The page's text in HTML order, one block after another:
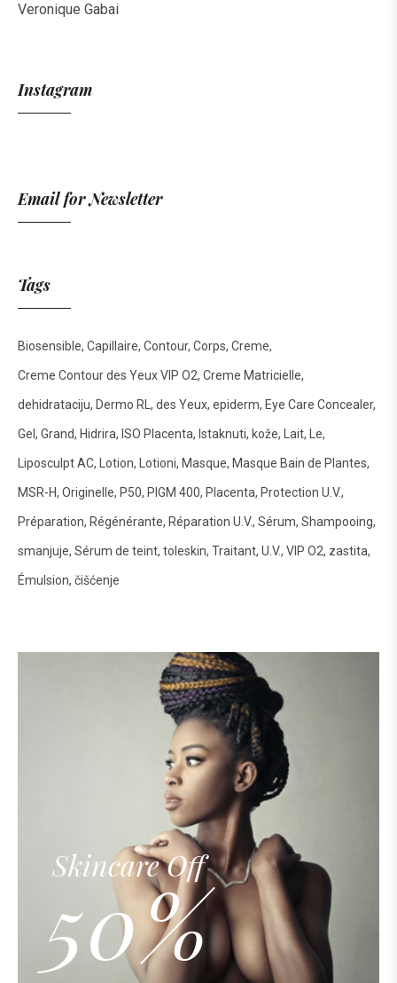
Veronique Gabai
Instagram
Email for Newsletter
Tags
Biosensible Capillaire Contour Corps Creme
Creme Contour des Yeux VIP O2 Creme Matricielle
dehidrataciju Dermo RL des Yeux epiderm Eye Care Concealer
Gel Grand Hidrira ISO Placenta Istaknuti kože Lait Le
Liposculpt AC Lotion Lotioni Masque Masque Bain de Plantes
MSR-H Originelle P50 PIGM 400 Placenta Protection U.V.
Préparation Régénérante Réparation U.V. Sérum Shampooing
smanjuje Sérum de teint toleskin Traitant U.V. VIP O2 zastita
Émulsion čišćenje
Skincare Off
50%